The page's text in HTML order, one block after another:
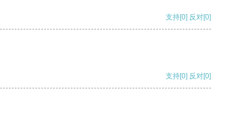
支持[0] 反对[0]
支持[0] 反对[0]